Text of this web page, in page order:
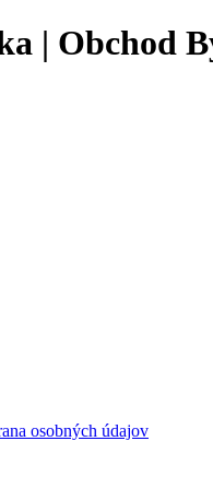
| Obchod
osobných údajov